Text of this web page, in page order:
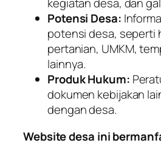
Potensi Desa:
potensi desa, seperti
pertanian, UMKM,
lainnya.
Produk Hukum:
dokumen kebijakan
dengan desa.
Website desa ini